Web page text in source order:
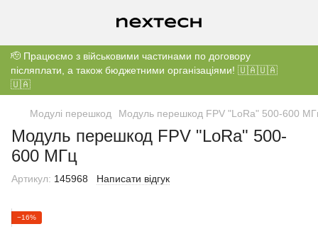
🫡 Працюємо з військовими частинами по договору
післяплати, а також бюджетними організаціями! 🇺🇦🇺🇦
🇺🇦
Модулі перешкод Модуль перешкод FPV "LoRa" 500-600
Модуль перешкод FPV "LoRa" 500-
600 МГц
Артикул: 145968 Написати відгук
−16%